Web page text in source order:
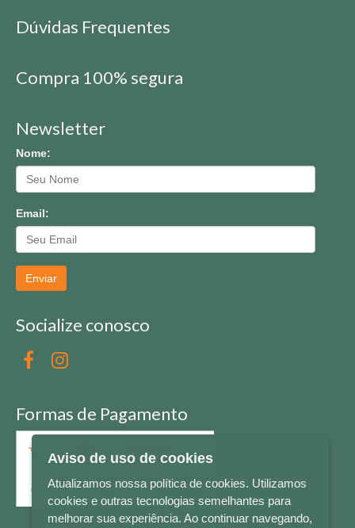
Dúvidas Frequentes
Compra 100% segura
Newsletter
Nome:
Email:
Enviar
Socialize conosco
Formas de Pagamento
Aviso de uso de cookies
Atualizamos nossa política de cookies. Utilizamos
cookies e outras tecnologias semelhantes para
melhorar sua experiência. Ao continuar navegando,